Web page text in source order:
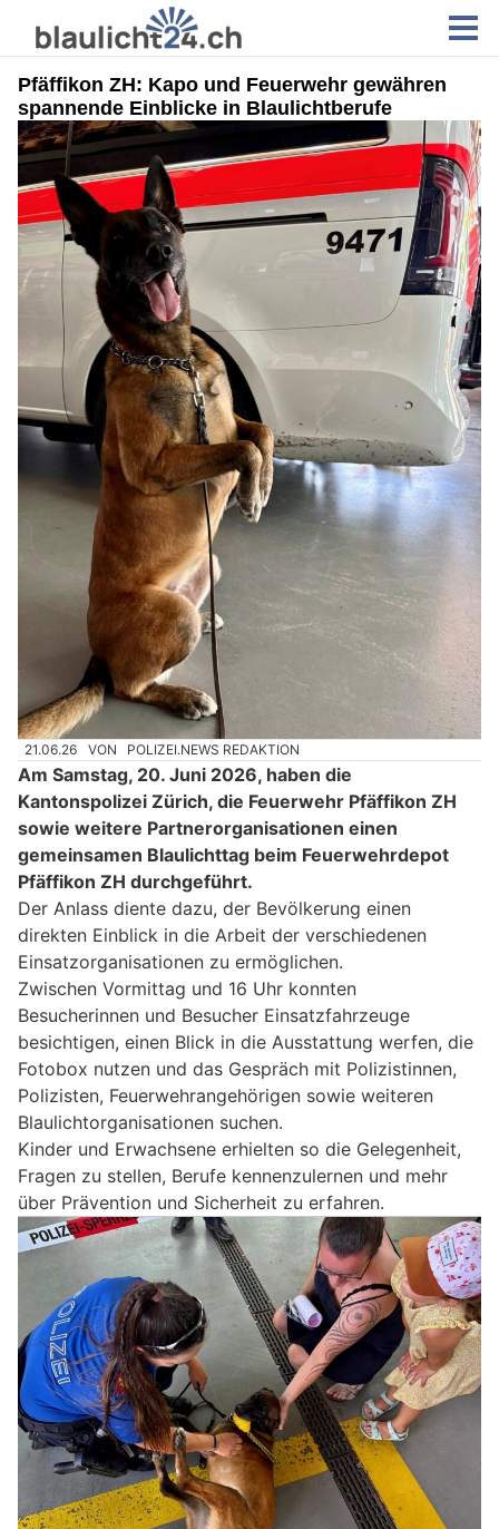
Pfäffikon ZH: Kapo und Feuerwehr gewähren
spannende Einblicke in Blaulichtberufe
21.06.26 VON POLIZEI.NEWS REDAKTION
Am Samstag, 20. Juni 2026, haben die
Kantonspolizei Zürich, die Feuerwehr Pfäffikon ZH
sowie weitere Partnerorganisationen einen
gemeinsamen Blaulichttag beim Feuerwehrdepot
Pfäffikon ZH durchgeführt.
Der Anlass diente dazu, der Bevölkerung einen
direkten Einblick in die Arbeit der verschiedenen
Einsatzorganisationen zu ermöglichen.
Zwischen Vormittag und 16 Uhr konnten
Besucherinnen und Besucher Einsatzfahrzeuge
besichtigen, einen Blick in die Ausstattung werfen, die
Fotobox nutzen und das Gespräch mit Polizistinnen,
Polizisten, Feuerwehrangehörigen sowie weiteren
Blaulichtorganisationen suchen.
Kinder und Erwachsene erhielten so die Gelegenheit,
Fragen zu stellen, Berufe kennenzulernen und mehr
über Prävention und Sicherheit zu erfahren.